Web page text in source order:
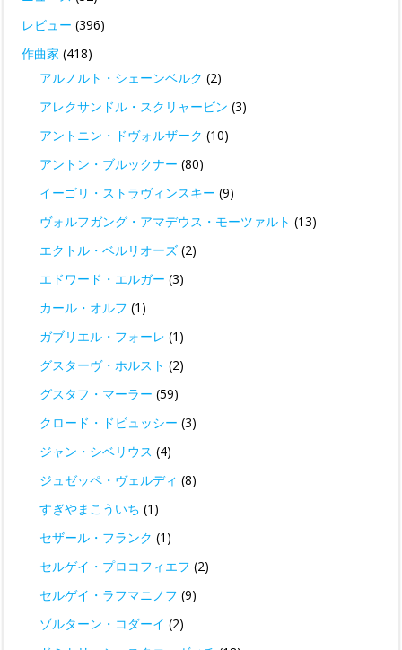
レビュー (396)
作曲家 (418)
アルノルト・シェーンベルク (2)
アレクサンドル・スクリャービン (3)
アントニン・ドヴォルザーク (10)
アントン・ブルックナー (80)
イーゴリ・ストラヴィンスキー (9)
ヴォルフガング・アマデウス・モーツァルト (13)
エクトル・ベルリオーズ (2)
エドワード・エルガー (3)
カール・オルフ (1)
ガブリエル・フォーレ (1)
グスターヴ・ホルスト (2)
グスタフ・マーラー (59)
クロード・ドビュッシー (3)
ジャン・シベリウス (4)
ジュゼッペ・ヴェルディ (8)
すぎやまこういち (1)
セザール・フランク (1)
セルゲイ・プロコフィエフ (2)
セルゲイ・ラフマニノフ (9)
ゾルターン・コダーイ (2)